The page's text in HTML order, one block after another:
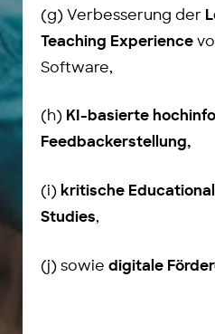
(g) Verbesserung der
Teaching Experience
Software,
(h) KI-basierte
Feedbackerstellung,
(i) kritische
Studies,
(j) sowie digitale